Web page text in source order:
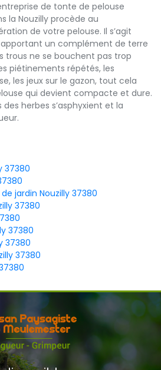
de tonte de pelouse
la Nouzilly procède au
de votre pelouse. Il s’agit
apportant un complément de terre
trous ne se bouchent pas trop
piétinements répétés, les
les jeux sur le gazon, tout cela
qui devient compacte et dure.
herbes s’asphyxient et la
37380
jardin Nouzilly 37380
37380
37380
37380
37380